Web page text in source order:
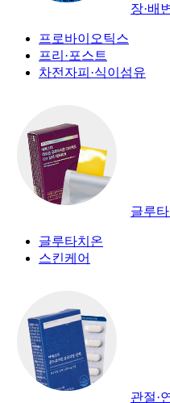
장·배
프로바이오틱스
프리·포스트
차전자피·식이섬유
글루
글루타치온
스킨케어
관절·